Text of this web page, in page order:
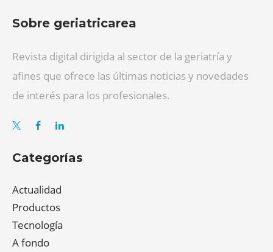
Sobre geriatricarea
Revista digital dirigida al sector de la geriatría y
afines que ofrece las últimas noticias y novedades
de interés para los profesionales.
Categorías
Actualidad
Productos
Tecnología
A fondo